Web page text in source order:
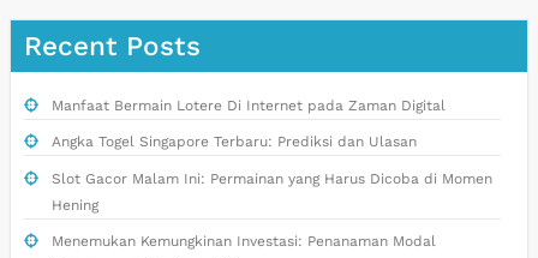
Recent Posts
Manfaat Bermain Lotere Di Internet pada Zaman Digital
Angka Togel Singapore Terbaru: Prediksi dan Ulasan
Slot Gacor Malam Ini: Permainan yang Harus Dicoba di Momen
Hening
Menemukan Kemungkinan Investasi: Penanaman Modal